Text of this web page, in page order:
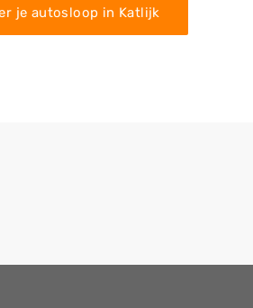
je autosloop in Katlijk